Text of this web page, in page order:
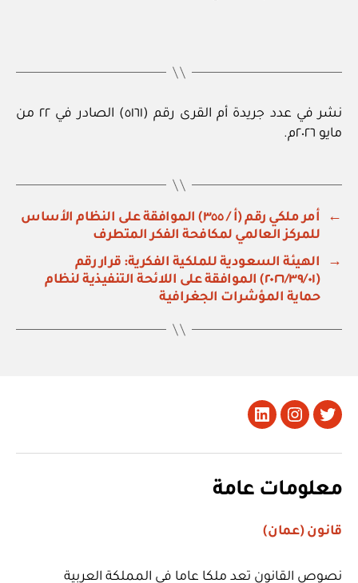
نشر في عدد جريدة أم القرى رقم (٥١٦١) الصادر في ٢٢ من
مايو ٢٠٢٦م.
←
أمر ملكي رقم (أ / ٣٥٥) الموافقة على النظام الأساس
للمركز العالمي لمكافحة الفكر المتطرف
→
الهيئة السعودية للملكية الفكرية: قرار رقم
(٢٠٢٦/٣٩/٠١) الموافقة على اللائحة التنفيذية لنظام
حماية المؤشرات الجغرافية
تويتر Instagram
LinkedIn
معلومات عامة
قانون (عمان)
نصوص القانون تعد ملكا عاما في المملكة العربية